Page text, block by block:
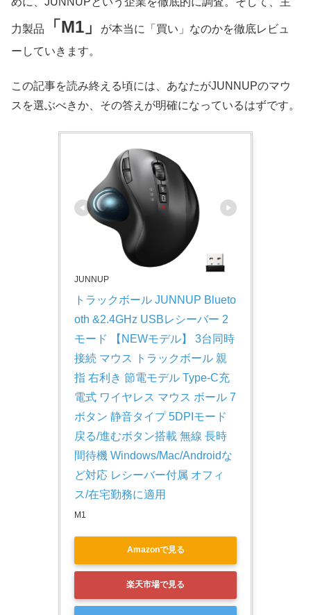
力製品 「M1」
が本当に「買い」なのかを徹底レビュ
ーしていきます。
この記事を読み終える頃には、あなたがJUNNUPのマウ
スを選ぶべきか、その答えが明確になっているはずです。
JUNNUP
トラックボール JUNNUP Blueto
oth &2.4GHz USBレシーバー 2
モード 【NEWモデル】 3台同時
接続 マウス トラックボール 親
指 右利き 節電モデル Type-C充
電式 ワイヤレス マウス ボール 7
ボタン 静音タイプ 5DPIモード
戻る/進むボタン搭載 無線 長時
間待機 Windows/Mac/Androidな
ど対応 レシーバー付属 オフィ
ス/在宅勤務に適用
M1
Amazonで見る
楽天市場で見る